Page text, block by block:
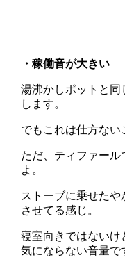
・稼働音が大きい
湯沸かしポットと
します。
でもこれは仕方ない
ただ、ティファー
よ。
ストーブに乗せた
させてる感じ。
寝室向きではないけ
気にならない音量で